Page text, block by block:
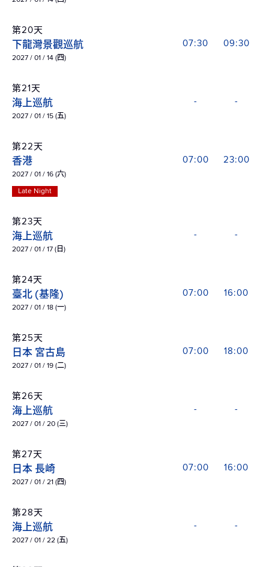
第20天
下龍灣景觀巡航
2027 / 01 / 14 (四)
07:30 09:30
第21天
海上巡航
2027 / 01 / 15 (五)
- -
第22天
香港
2027 / 01 / 16 (六)
Late Night
07:00 23:00
第23天
海上巡航
2027 / 01 / 17 (日)
- -
第24天
臺北 (基隆)
2027 / 01 / 18 (一)
07:00 16:00
第25天
日本 宮古島
2027 / 01 / 19 (二)
07:00 18:00
第26天
海上巡航
2027 / 01 / 20 (三)
- -
第27天
日本 長崎
2027 / 01 / 21 (四)
07:00 16:00
第28天
海上巡航
2027 / 01 / 22 (五)
- -